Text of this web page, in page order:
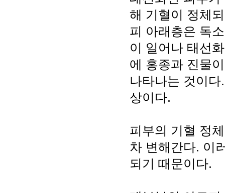
해 기혈이 정체
피 아래층은 독
이 일어나 태선
에 홍종과 진물
나타나는 것이
상이다.
피부의 기혈 정
차 변해간다. 이
되기 때문이다.